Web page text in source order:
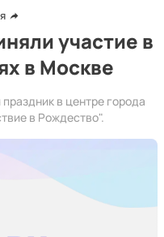
участие в
в Москве
в центре города
в Рождество".